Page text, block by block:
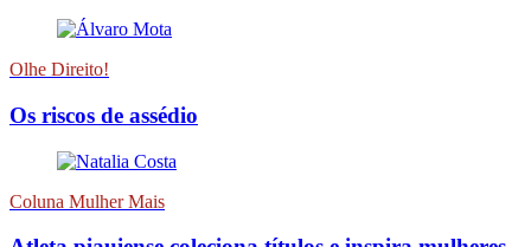
Olhe Direito!
Os riscos de assédio
Coluna Mulher Mais